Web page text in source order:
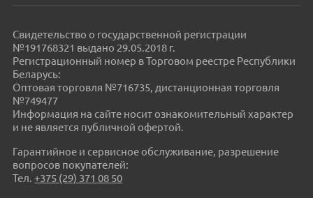
Свидетельство о государственной регистрации
№191768321 выдано 29.05.2018 г.
Регистрационный номер в Торговом реестре Республики
Беларусь:
Оптовая торговля №716735, дистанционная торговля
№749477
Информация на сайте носит ознакомительный характер
и не является публичной офертой.
Гарантийное и сервисное обслуживание, разрешение
вопросов покупателей:
Тел.+375 (29) 371 08 50